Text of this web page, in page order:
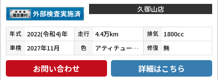
久御山店
年式 2022(令和4)年 走行 4.4万km 排気 1800cc
車検 2027年11月 色 アティチュードブラックマイカ 修復 無
お問い合わせ 詳細はこちら